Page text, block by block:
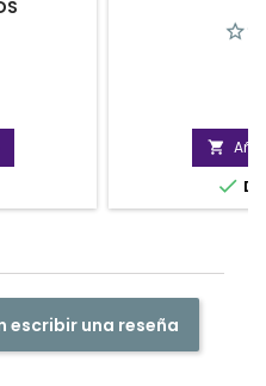


escribir una reseña